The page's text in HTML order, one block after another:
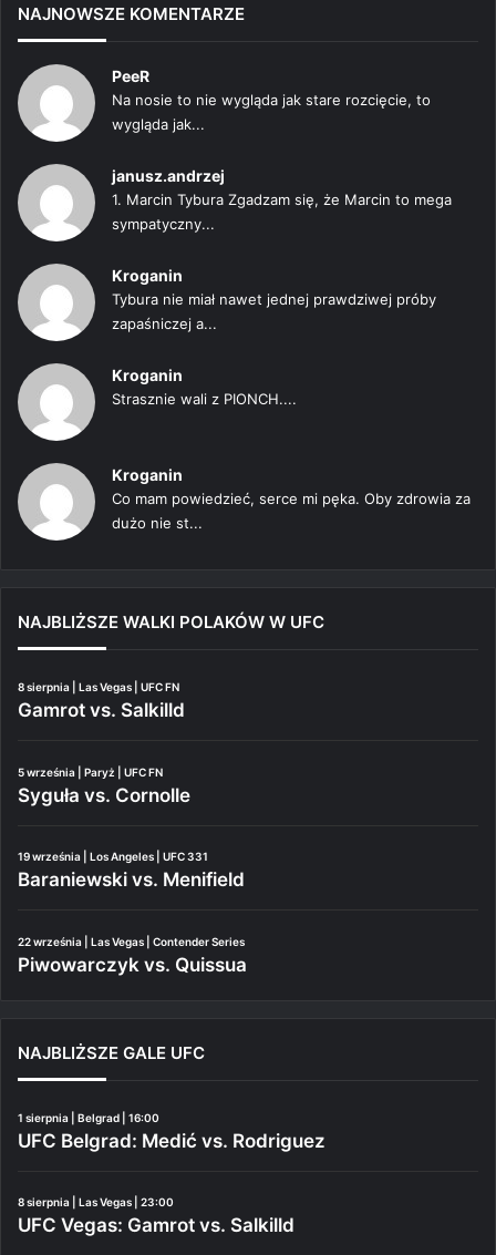
NAJNOWSZE KOMENTARZE
PeeR
Na nosie to nie wygląda jak stare rozcięcie, to
wygląda jak...
janusz.andrzej
1. Marcin Tybura Zgadzam się, że Marcin to mega
sympatyczny...
Kroganin
Tybura nie miał nawet jednej prawdziwej próby
zapaśniczej a...
Kroganin
Strasznie wali z PIONCH....
Kroganin
Co mam powiedzieć, serce mi pęka. Oby zdrowia za
dużo nie st...
NAJBLIŻSZE WALKI POLAKÓW W UFC
8 sierpnia | Las Vegas | UFC FN
Gamrot vs. Salkilld
5 września | Paryż | UFC FN
Syguła vs. Cornolle
19 września | Los Angeles | UFC 331
Baraniewski vs. Menifield
22 września | Las Vegas | Contender Series
Piwowarczyk vs. Quissua
NAJBLIŻSZE GALE UFC
1 sierpnia | Belgrad | 16:00
UFC Belgrad: Medić vs. Rodriguez
8 sierpnia | Las Vegas | 23:00
UFC Vegas: Gamrot vs. Salkilld